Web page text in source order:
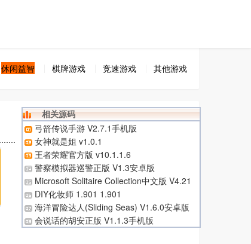
休闲益智 棋牌游戏 竞速游戏 其他游戏
相关源码
弓箭传说手游 V2.7.1手机版
女神就是姐 v1.0.1
王者荣耀官方版 v10.1.1.6
警察模拟器巡警正版 V1.3安卓版
Microsoft Solitaire Collection中文版 V4.21
手机版
DIY化妆师 1.901 1.901
海洋冒险达人(Sliding Seas) V1.6.0安卓版
会说话的胡安正版 V1.1.3手机版